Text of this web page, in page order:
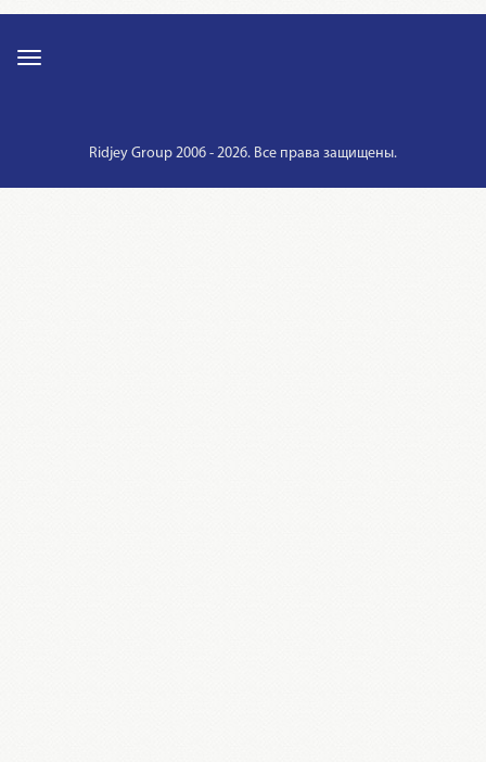
Ridjey Group 2006 - 2026. Все права защищены.